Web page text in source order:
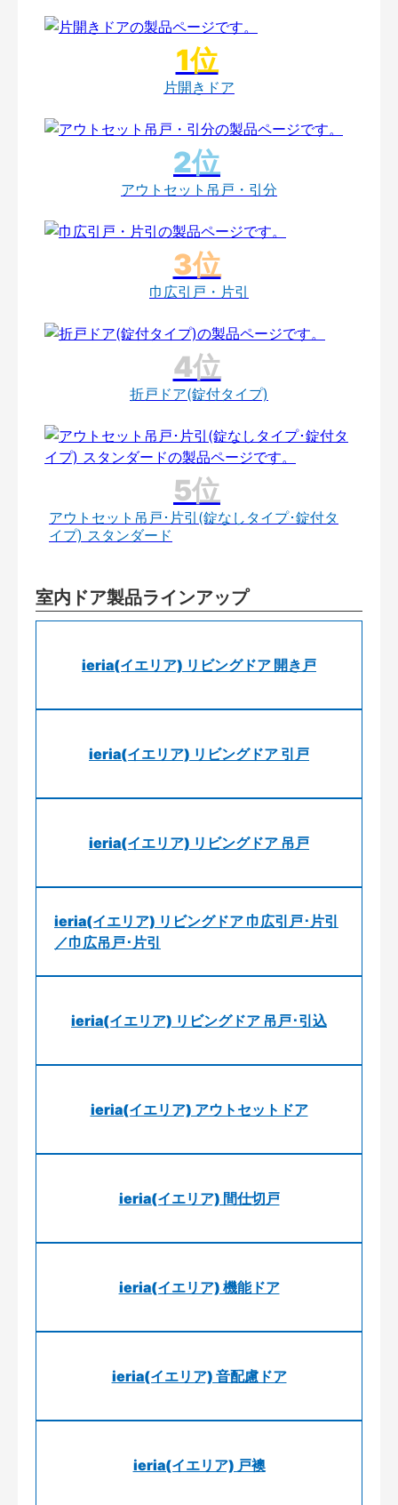
片開きドア
アウトセット吊戸・引分
巾広引戸・片引
折戸ドア(錠付タイプ)
アウトセット吊戸･片引(錠なしタイプ･錠付タ
イプ) スタンダード
室内ドア製品ラインアップ
ieria(イエリア) リビングドア 開き戸
ieria(イエリア) リビングドア 引戸
ieria(イエリア) リビングドア 吊戸
ieria(イエリア) リビングドア 巾広引戸･片引
／巾広吊戸･片引
ieria(イエリア) リビングドア 吊戸･引込
ieria(イエリア) アウトセットドア
ieria(イエリア) 間仕切戸
ieria(イエリア) 機能ドア
ieria(イエリア) 音配慮ドア
ieria(イエリア) 戸襖